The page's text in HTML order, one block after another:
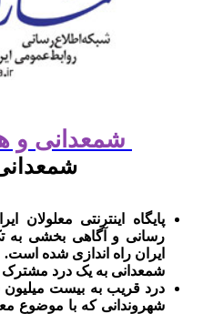
شمعدانی و
پایگاه اینترنتی معلولان
رسانی و آگاهی بخشی به
ایران راه اندازی شده است.
شمعدانی به یک درد مشترک
درد قریب به بیست میلیون
شهروندانی که با موضوع